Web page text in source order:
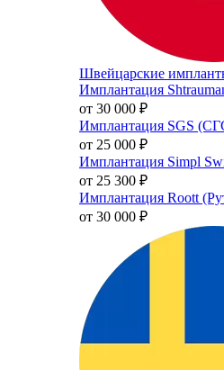
Швейцарские
Имплантация
от 30 000 ₽
Имплантация SGS
от 25 000 ₽
Имплантация Simpl
от 25 300 ₽
Имплантация Roott
от 30 000 ₽